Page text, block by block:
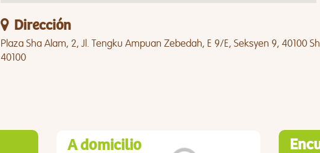
Dirección
Plaza Sha Alam, 2, Jl. Tengku Ampuan Zebedah, E 9/E, Seksyen 9, 40100
40100
A domicilio